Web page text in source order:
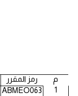
م رمز المقرر
1
ABMEO063